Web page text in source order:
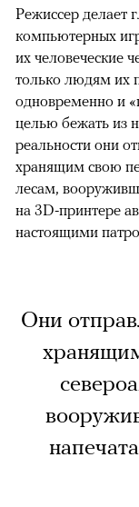
Режиссер делает
компьютерных
их человеческие
только людям их
одновременно и
целью бежать из
реальности они
хранящим свою
лесам,
на 3D-принтере
настоящими
Они